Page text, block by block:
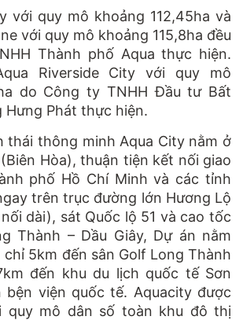
với quy mô khoảng 112,45ha và
với quy mô khoảng 115,8ha đều
Thành phố Aqua thực hiện.
Riverside City với quy mô
do Công ty TNHH Đầu tư Bất
Hưng Phát thực hiện.
thái thông minh Aqua City nằm ở
Hòa), thuận tiện kết nối giao
phố Hồ Chí Minh và các tỉnh
trên trục đường lớn Hương Lộ
dài), sát Quốc lộ 51 và cao tốc
Thành – Dầu Giây, Dự án nằm
5km đến sân Golf Long Thành
đến khu du lịch quốc tế Sơn
bện viện quốc tế. Aquacity được
quy mô dân số toàn khu đô thị